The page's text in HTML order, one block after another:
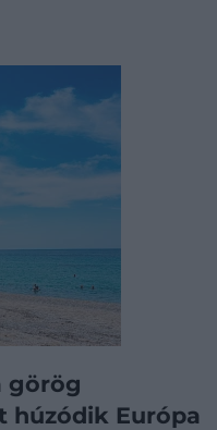
görög
húzódik Európa